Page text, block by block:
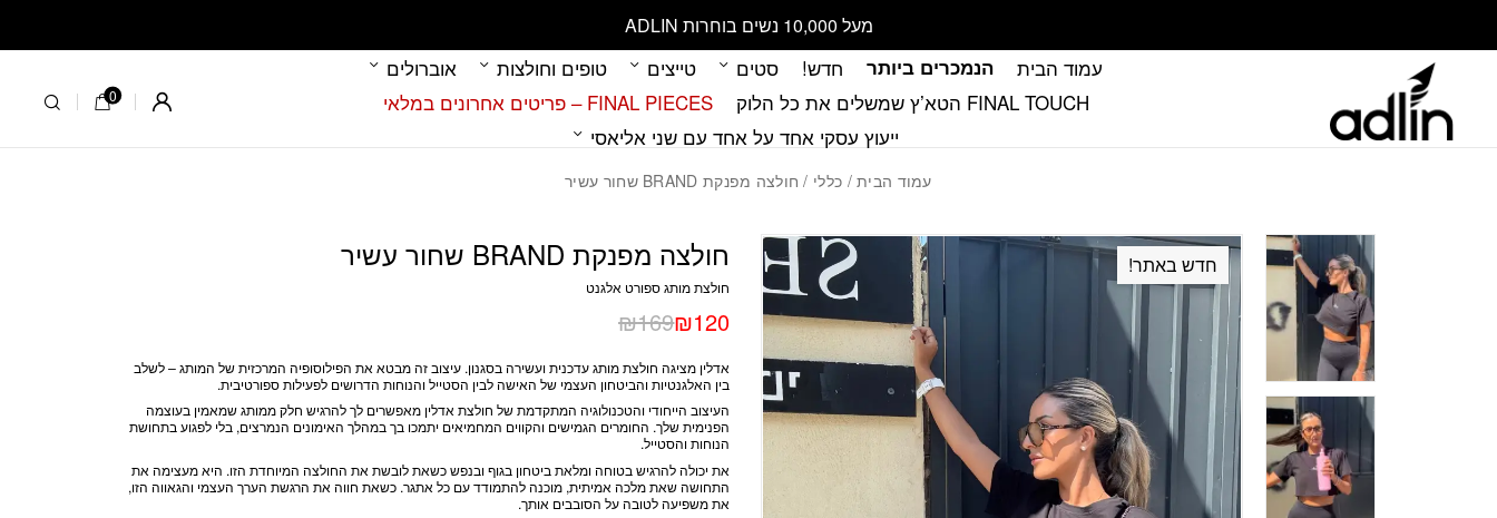
מעל 10,000 נשים בוחרות ADLIN
עמוד הבית הנמכרים ביותר חדש! סטים טייצים טופים וחולצות
אוברולים
FINAL TOUCH הטא’ץ שמשלים את כל הלוק
FINAL PIECES – פריטים אחרונים במלאי
ייעוץ עסקי אחד על אחד עם שני אליאסי
Register
0
עמוד הבית/ כללי / חולצה מפנקת BRAND שחור עשיר
חולצה מפנקת BRAND שחור עשיר
חולצת מותג ספורט אלגנט
₪169₪120
אדלין מציגה חולצת מותג עדכנית ועשירה בסגנון. עיצוב זה מבטא את הפילוסופיה המרכזית של המותג – לשלב
בין האלגנטיות והביטחון העצמי של האישה לבין הסטייל והנוחות הדרושים לפעילות ספורטיבית.
העיצוב הייחודי והטכנולוגיה המתקדמת של חולצת אדלין מאפשרים לך להרגיש חלק ממותג שמאמין בעוצמה
הפנימית שלך. החומרים הגמישים והקווים המחמיאים יתמכו בך במהלך האימונים הנמרצים, בלי לפגוע בתחושת
הנוחות והסטייל.
את יכולה להרגיש בטוחה ומלאת ביטחון בגוף ובנפש כשאת לובשת את החולצה המיוחדת הזו. היא מעצימה את
התחושה שאת מלכה אמיתית, מוכנה להתמודד עם כל אתגר. כשאת חווה את הרגשת הערך העצמי והגאווה הזו,
את משפיעה לטובה על הסובבים אותך.
חדש באתר!